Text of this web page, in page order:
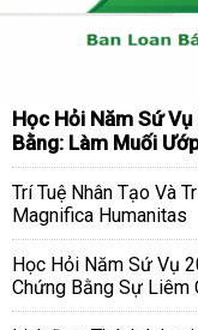
Học Hỏi Năm Sứ
Bằng: Làm Muối
Trí Tuệ Nhân Tạo Và
Magnifica Humanitas
Học Hỏi Năm Sứ Vụ
Chứng Bằng Sự Liêm